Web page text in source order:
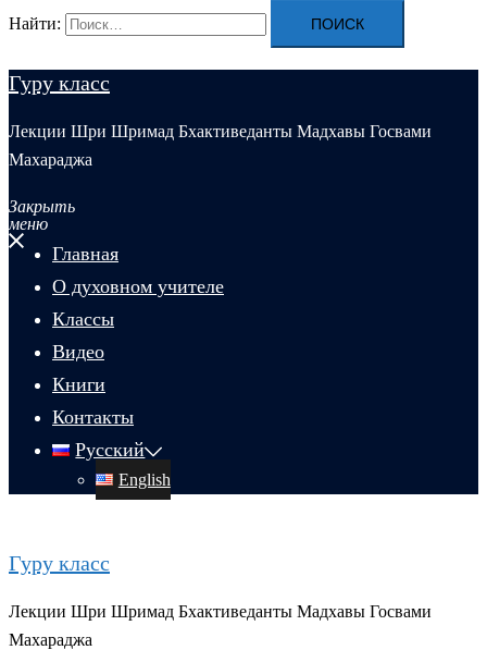
Найти:
Гуру класс
Лекции Шри Шримад Бхактиведанты Мадхавы Госвами
Махараджа
Закрыть
меню
Главная
О духовном учителе
Классы
Видео
Книги
Контакты
Русский
English
Гуру класс
Лекции Шри Шримад Бхактиведанты Мадхавы Госвами
Махараджа